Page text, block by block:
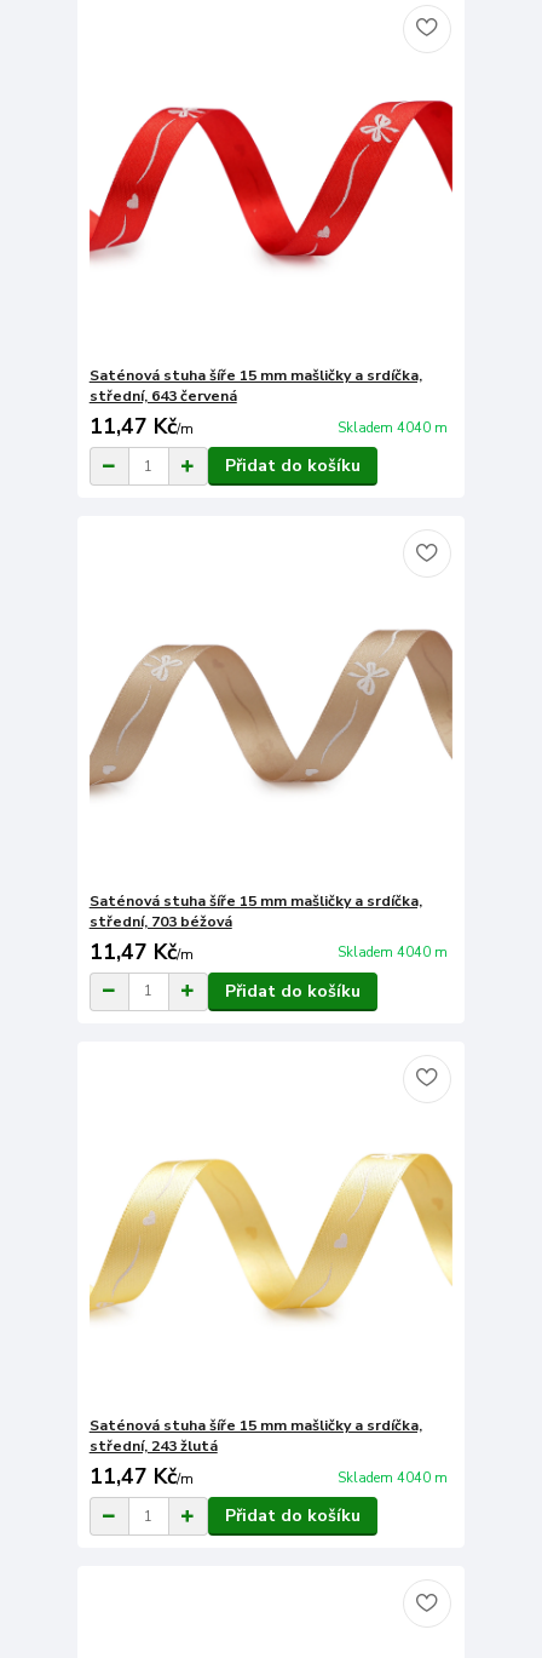
Saténová stuha šíře 15 mm mašličky a srdíčka,
střední, 643 červená
11,47 Kč/m Skladem 4040 m
Přidat do košíku
Saténová stuha šíře 15 mm mašličky a srdíčka,
střední, 703 béžová
11,47 Kč/m Skladem 4040 m
Přidat do košíku
Saténová stuha šíře 15 mm mašličky a srdíčka,
střední, 243 žlutá
11,47 Kč/m Skladem 4040 m
Přidat do košíku